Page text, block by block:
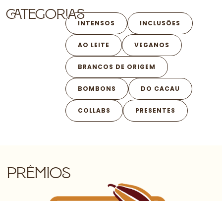
Categorias
INTENSOS INCLUSÕES
AO LEITE VEGANOS
BRANCOS DE ORIGEM
BOMBONS DO CACAU
COLLABS PRESENTES
prêmios